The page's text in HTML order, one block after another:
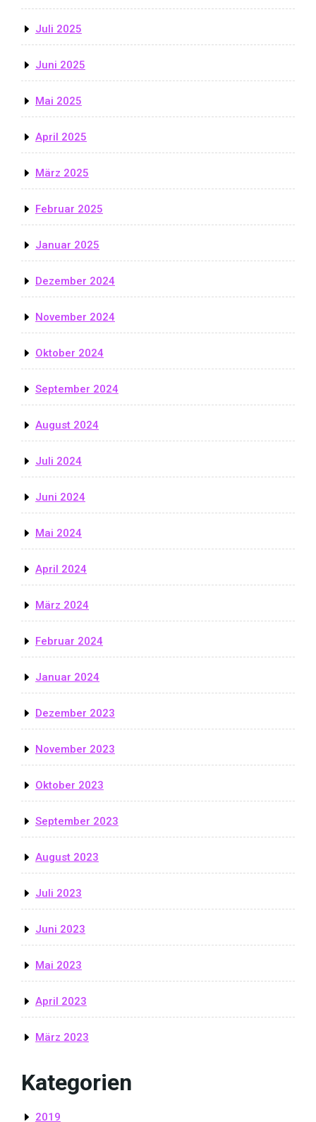
Juli 2025
Juni 2025
Mai 2025
April 2025
März 2025
Februar 2025
Januar 2025
Dezember 2024
November 2024
Oktober 2024
September 2024
August 2024
Juli 2024
Juni 2024
Mai 2024
April 2024
März 2024
Februar 2024
Januar 2024
Dezember 2023
November 2023
Oktober 2023
September 2023
August 2023
Juli 2023
Juni 2023
Mai 2023
April 2023
März 2023
Kategorien
2019